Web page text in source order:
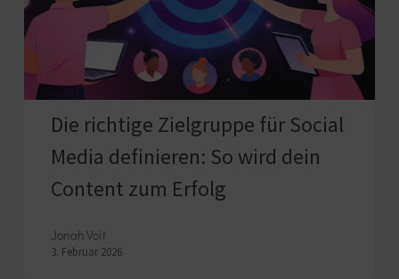
Media
definieren:
wird
dein
Content
zum
Erfolg
Die richtige Zielgruppe für Social
Media definieren: So wird dein
Content zum Erfolg
Jonah Voit
3. Februar 2026